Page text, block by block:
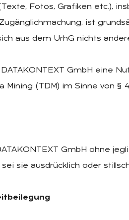
Fotos, Grafiken etc.),
ist
aus dem UrhG nichts
GmbH eine
(TDM) im Sinne von §
GmbH ohne
sie ausdrücklich oder